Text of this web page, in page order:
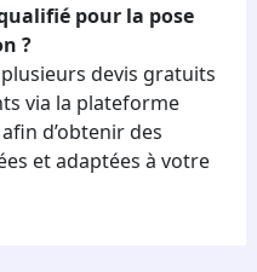
pour la pose
?
devis gratuits
via la plateforme
d’obtenir des
et adaptées à votre